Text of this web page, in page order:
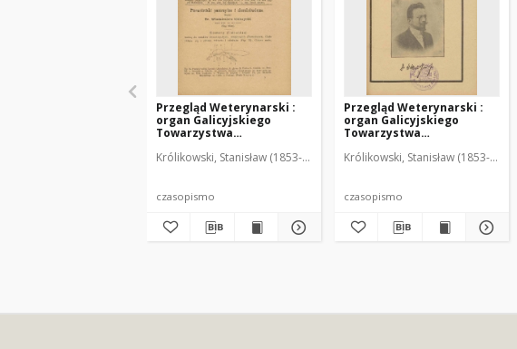
Przegląd Weterynarski :
organ Galicyjskiego
Towarzystwa
czasopismo poświęcone
Królikowski, Stanisław (1853-1924). Red.
czasopismo
Przegląd Weterynarski :
organ Galicyjskiego
Towarzystwa
czasopismo poświęcone
Królikowski, Stanisław (1853-
czasopismo